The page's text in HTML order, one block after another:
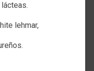
lehmar,